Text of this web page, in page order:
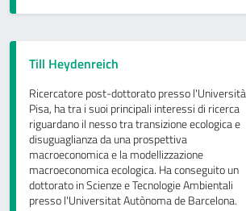
Till Heydenreich
Ricercatore post-dottorato presso
Pisa, ha tra i suoi principali interessi di ricerca
riguardano il nesso tra transizione ecologica e
disuguaglianza da una prospettiva
macroeconomica e la modellizzazione
macroeconomica ecologica. Ha conseguito un
dottorato in Scienze e Tecnologie Ambientali
presso l'Universitat Autònoma de Barcelona.